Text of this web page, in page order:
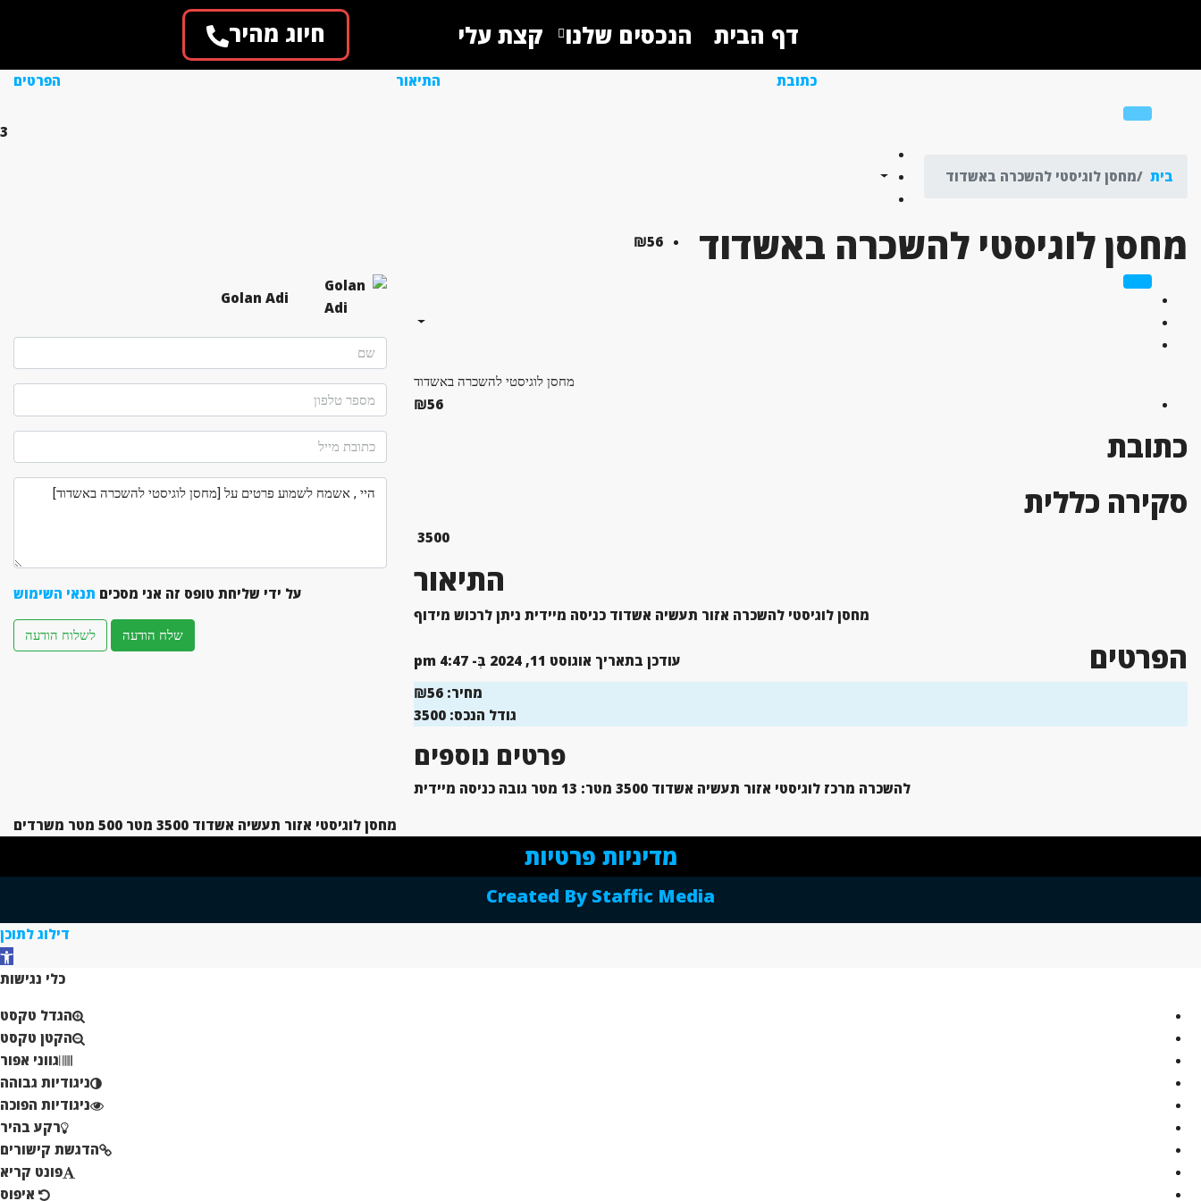
דף הבית הנכסים שלנו קצת עלי חיוג מהיר
כתובת התיאור הפרטים
3
בית מחסן לוגיסטי להשכרה באשדוד
מחסן לוגיסטי להשכרה באשדוד ₪56
מחסן לוגיסטי להשכרה באשדוד
₪56
כתובת
סקירה כללית
3500
התיאור
מחסן לוגיסטי להשכרה אזור תעשיה אשדוד כניסה מיידית ניתן לרכוש מידוף
הפרטים
עודכן בתאריך אוגוסט 11, 2024 בְּ- 4:47 pm
מחיר: ₪56
גודל הנכס: 3500
פרטים נוספים
להשכרה מרכז לוגיסטי אזור תעשיה אשדוד 3500 מטר: 13 מטר גובה כניסה מיידית
Golan Adi
על ידי שליחת טופס זה אני מסכים תנאי השימוש
שלח הודעה לשלוח הודעה
מחסן לוגיסטי אזור תעשיה אשדוד 3500 מטר 500 מטר משרדים
מדיניות פרטיות
Created By Staffic Media
דילוג לתוכן
כלי נגישות
הגדל טקסט
הקטן טקסט
גווני אפור
ניגודיות גבוהה
ניגודיות הפוכה
רקע בהיר
הדגשת קישורים
פונט קריא
איפוס